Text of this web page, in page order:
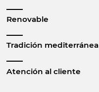
Renovable
Tradición mediterránea
Atención al cliente